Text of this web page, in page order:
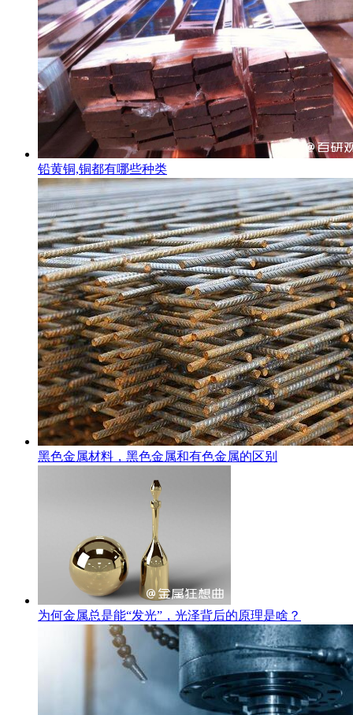
铅黄铜,铜都有哪些种类
黑色金属材料，黑色金属和有色金属的区别
为何金属总是能“发光”，光泽背后的原理是啥？